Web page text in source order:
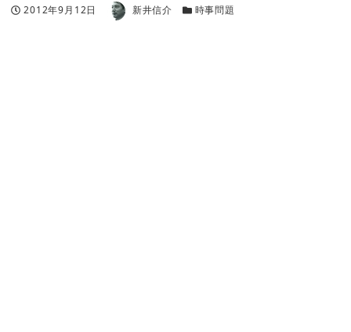
投稿日
2012年9月12日 著者 新井信介 カテゴリー
時事問題